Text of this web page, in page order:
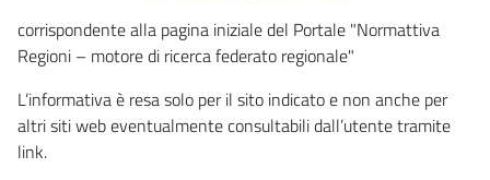
corrispondente alla pagina iniziale del Portale "Normattiva
Regioni – motore di ricerca federato regionale"
L’informativa è resa solo per il sito indicato e non anche per
altri siti web eventualmente consultabili dall’utente tramite
link.